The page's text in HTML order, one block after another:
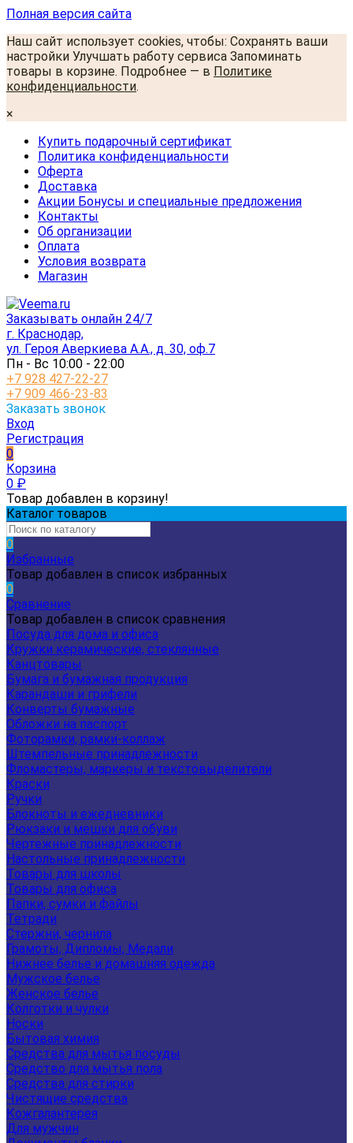
Полная версия сайта
Наш сайт использует cookies, чтобы: Сохранять ваши
настройки Улучшать работу сервиса Запоминать
товары в корзине. Подробнее — в Политике
конфиденциальности.
×
Купить подарочный сертификат
Политика конфиденциальности
Оферта
Доставка
Акции Бонусы и специальные предложения
Контакты
Об организации
Оплата
Условия возврата
Магазин
Заказывать онлайн 24/7
г. Краснодар,
ул. Героя Аверкиева А.А., д. 30, оф.7
Пн - Вс 10:00 - 22:00
+7 928 427-22-27
+7 909 466-23-83
Заказать звонок
Вход
Регистрация
0
Корзина
0 ₽
Товар добавлен в корзину!
Каталог товаров
0
Избранные
Товар добавлен в список избранных
0
Сравнение
Товар добавлен в список сравнения
Посуда для дома и офиса
Кружки керамические, стеклянные
Канцтовары
Бумага и бумажная продукция
Карандаши и грифели
Конверты бумажные
Обложки на паспорт
Фоторамки, рамки-коллаж
Штемпельные принадлежности
Фломастеры, маркеры и текстовыделители
Краски
Ручки
Блокноты и ежедневники
Рюкзаки и мешки для обуви
Чертежные принадлежности
Настольные принадлежности
Товары для школы
Товары для офиса
Папки, сумки и файлы
Тетради
Стержни, чернила
Грамоты, Дипломы, Медали
Нижнее белье и домашняя одежда
Мужское белье
Женское белье
Колготки и чулки
Носки
Бытовая химия
Средства для мытья посуды
Средство для мытья пола
Средства для стирки
Чистящие средства
Кожгалантерея
Для мужчин